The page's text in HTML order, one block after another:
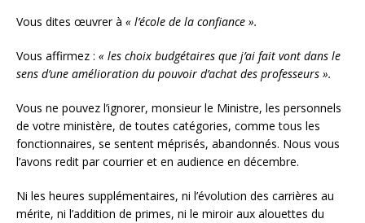
Vous dites œuvrer à « l’école de la confiance ».
Vous affirmez : « les choix budgétaires que j’ai fait vont dans le
sens d’une amélioration du pouvoir d’achat des professeurs ».
Vous ne pouvez l’ignorer, monsieur le Ministre, les personnels
de votre ministère, de toutes catégories, comme tous les
fonctionnaires, se sentent méprisés, abandonnés. Nous vous
l’avons redit par courrier et en audience en décembre.
Ni les heures supplémentaires, ni l’évolution des carrières au
mérite, ni l’addition de primes, ni le miroir aux alouettes du